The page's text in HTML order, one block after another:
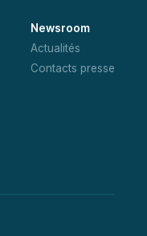
Newsroom
Actualités
Contacts presse